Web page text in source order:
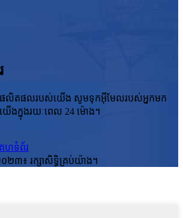
ផលិតផលរបស់យើង សូមទុកអ៊ីមែលរបស់អ្នកមក
ងក្នុងរយៈពេល 24 ម៉ោង។
ហទំព័រ
២៣៖ រក្សាសិទ្ធិគ្រប់យ៉ាង។